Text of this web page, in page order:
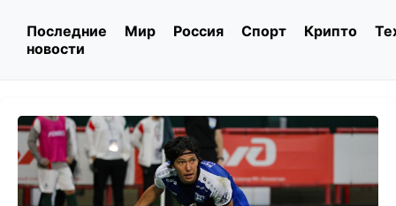
Последние
новости
Мир Россия Спорт Крипто